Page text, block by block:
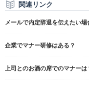
関連リンク
メールで内定辞退を伝えたい
企業でマナー研修はある？
上司とのお酒の席でのマナーは